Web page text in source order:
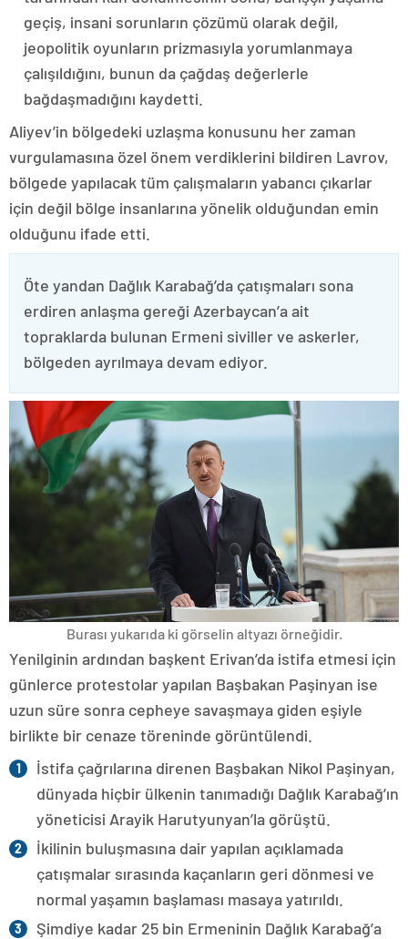
geçiş, insani sorunların çözümü olarak değil,
jeopolitik oyunların prizmasıyla yorumlanmaya
çalışıldığını, bunun da çağdaş değerlerle
bağdaşmadığını kaydetti.
Aliyev’in bölgedeki uzlaşma konusunu her zaman
vurgulamasına özel önem verdiklerini bildiren Lavrov,
bölgede yapılacak tüm çalışmaların yabancı çıkarlar
için değil bölge insanlarına yönelik olduğundan emin
olduğunu ifade etti.
Öte yandan Dağlık Karabağ’da çatışmaları sona
erdiren anlaşma gereği Azerbaycan’a ait
topraklarda bulunan Ermeni siviller ve askerler,
bölgeden ayrılmaya devam ediyor.
Burası yukarıda ki görselin altyazı örneğidir.
Yenilginin ardından başkent Erivan’da istifa etmesi için
günlerce protestolar yapılan Başbakan Paşinyan ise
uzun süre sonra cepheye savaşmaya giden eşiyle
birlikte bir cenaze töreninde görüntülendi.
İstifa çağrılarına direnen Başbakan Nikol Paşinyan,
dünyada hiçbir ülkenin tanımadığı Dağlık Karabağ’ın
yöneticisi Arayik Harutyunyan’la görüştü.
İkilinin buluşmasına dair yapılan açıklamada
çatışmalar sırasında kaçanların geri dönmesi ve
normal yaşamın başlaması masaya yatırıldı.
Şimdiye kadar 25 bin Ermeninin Dağlık Karabağ’a